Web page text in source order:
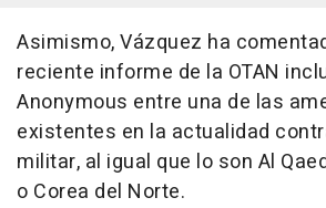
Asimismo, Vázquez ha
reciente informe de la OTAN
Anonymous entre una de las
existentes en la actualidad
militar, al igual que lo son Al
o Corea del Norte.